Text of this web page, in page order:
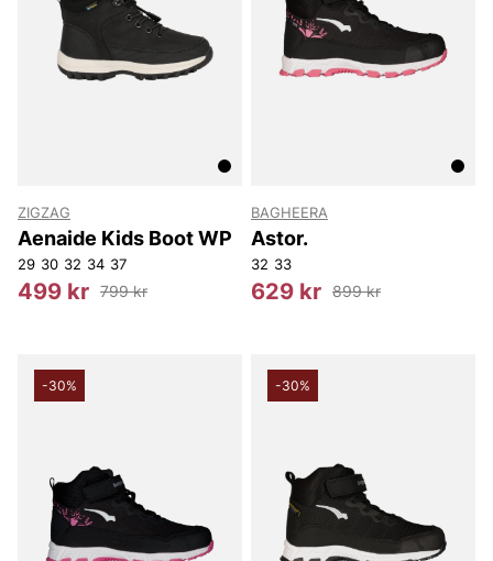
ZIGZAG
Aenaide Kids Boot WP
29 30 32 34 37
499 kr 799 kr
BAGHEERA
Astor.
32 33
629 kr 899 kr
-30% -30%